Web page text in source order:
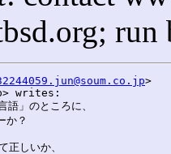
>
writes:
語」のところに、
か？
しいか、